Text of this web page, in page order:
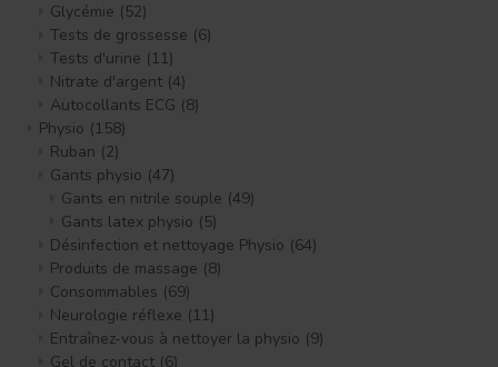
Glycémie (52)
Tests de grossesse (6)
Tests d'urine (11)
Nitrate d'argent (4)
Autocollants ECG (8)
Physio (158)
Ruban (2)
Gants physio (47)
Gants en nitrile souple (49)
Gants latex physio (5)
Désinfection et nettoyage Physio (64)
Produits de massage (8)
Consommables (69)
Neurologie réflexe (11)
Entraînez-vous à nettoyer la physio (9)
Gel de contact (6)